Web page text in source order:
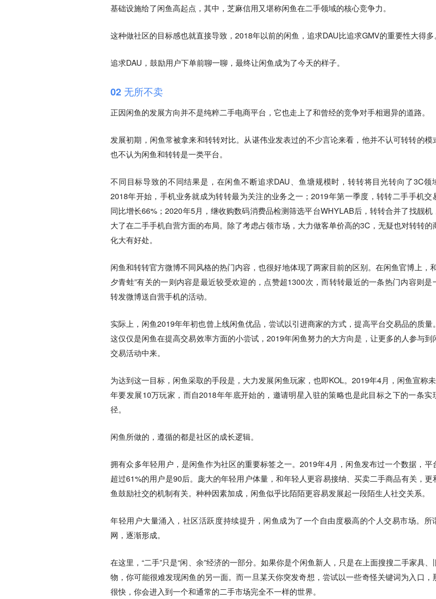
基础设施给了闲鱼高起点，其中，芝麻信用又堪称闲鱼在二手领域的核心竞争力。
这种做社区的目标感也就直接导致，2018年以前的闲鱼，追求DAU比追求GMV的重要性大得多。
追求DAU，鼓励用户下单前聊一聊，最终让闲鱼成为了今天的样子。
02 无所不卖
正因闲鱼的发展方向并不是纯粹二手电商平台，它也走上了和曾经的竞争对手相迥异的道路。
发展初期，闲鱼常被拿来和转转对比。从谌伟业发表过的不少言论来看，他并不认可转转的模
也不认为闲鱼和转转是一类平台。
不同目标导致的不同结果是，在闲鱼不断追求DAU、鱼塘规模时，转转将目光转向了3C领
2018年开始，手机业务就成为转转最为关注的业务之一；2019年第一季度，转转二手手机交
同比增长66%；2020年5月，继收购数码消费品检测筛选平台WHYLAB后，转转合并了找靓机
大了在二手手机自营方面的布局。除了考虑占领市场，大力做客单价高的3C，无疑也对转转的
化大有好处。
闲鱼和转转官方微博不同风格的热门内容，也很好地体现了两家目前的区别。在闲鱼官博上，
夕青蛙”有关的一则内容是最近较受欢迎的，点赞超1300次，而转转最近的一条热门内容则是
转发微博送自营手机的活动。
实际上，闲鱼2019年年初也曾上线闲鱼优品，尝试以引进商家的方式，提高平台交易品的质量
这仅仅是闲鱼在提高交易效率方面的小尝试，2019年闲鱼努力的大方向是，让更多的人参与到
交易活动中来。
为达到这一目标，闲鱼采取的手段是，大力发展闲鱼玩家，也即KOL。2019年4月，闲鱼宣称
年要发展10万玩家，而自2018年年底开始的，邀请明星入驻的策略也是此目标之下的一条实
径。
闲鱼所做的，遵循的都是社区的成长逻辑。
拥有众多年轻用户，是闲鱼作为社区的重要标签之一。2019年4月，闲鱼发布过一个数据，平
超过61%的用户是90后。庞大的年轻用户体量，和年轻人更容易接纳、买卖二手商品有关，更
鱼鼓励社交的机制有关。种种因素加成，闲鱼似乎比陌陌更容易发展起一段陌生人社交关系。
年轻用户大量涌入，社区活跃度持续提升，闲鱼成为了一个自由度极高的个人交易市场。所
网，逐渐形成。
在这里，“二手”只是“闲、余”经济的一部分。如果你是个闲鱼新人，只是在上面搜搜二手家具、
物，你可能很难发现闲鱼的另一面。而一旦某天你突发奇想，尝试以一些奇怪关键词为入口，
很快，你会进入到一个和通常的二手市场完全不一样的世界。